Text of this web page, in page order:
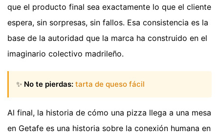
que el producto final sea exactamente lo que el cliente
espera, sin sorpresas, sin fallos. Esa consistencia es la
base de la autoridad que la marca ha construido en el
imaginario colectivo madrileño.
✨ No te pierdas: tarta de queso fácil
Al final, la historia de cómo una pizza llega a una mesa
en Getafe es una historia sobre la conexión humana en